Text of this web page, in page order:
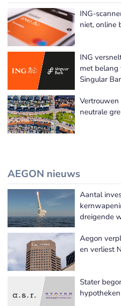
ING-
niet, online
ING
met belang
Singular
neutrale
AEGON nieuws
Aantal
dreigende
Aegon
en verliest
Stater
hypotheken